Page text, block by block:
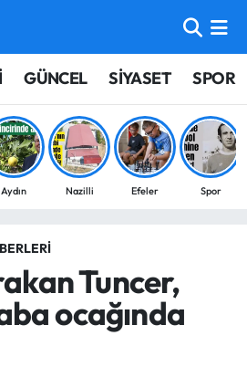
GÜNCEL SİYASET SPOR
Aydın Nazilli Efeler Spor
Tuncer,
ocağında
ve Fikstür